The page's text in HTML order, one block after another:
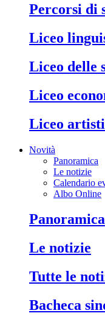
percorsi di
liceo
liceo delle
liceo
liceo
Novità
Panoramica
Le notizie
Calendario
Albo Online
panoramica
le notizie
tutte le
bacheca